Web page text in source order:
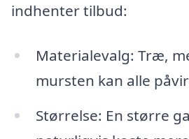
indhenter tilbud:
Materialevalg: Træ,
mursten kan alle
Størrelse: En større